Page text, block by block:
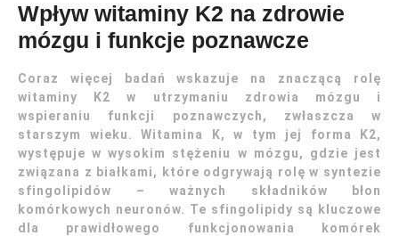
Wpływ witaminy K2 na zdrowie
mózgu i funkcje poznawcze
Coraz więcej badań wskazuje na znaczącą rolę
witaminy K2 w utrzymaniu zdrowia mózgu i
wspieraniu funkcji poznawczych, zwłaszcza w
starszym wieku. Witamina K, w tym jej forma K2,
występuje w wysokim stężeniu w mózgu, gdzie jest
związana z białkami, które odgrywają rolę w syntezie
sfingolipidów – ważnych składników błon
komórkowych neuronów. Te sfingolipidy są kluczowe
dla prawidłowego funkcjonowania komórek